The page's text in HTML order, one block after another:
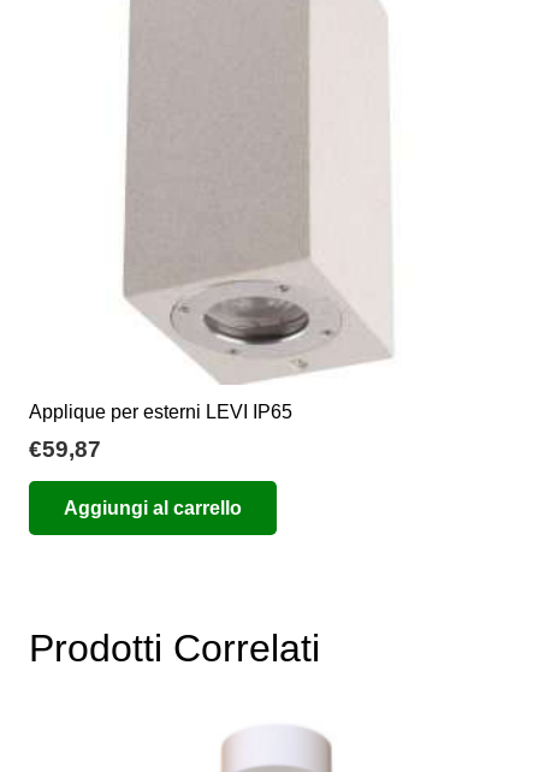
Applique per esterni LEVI IP65
€59,87
Aggiungi al carrello
Prodotti Correlati